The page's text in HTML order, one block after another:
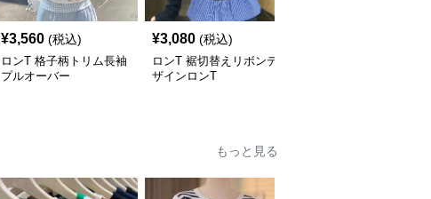
¥3,560 (税込)
ロンT 格子柄トリム長袖
プルオーバー
¥3,080 (税込)
ロンT 裾切替えリボンデ
ザインロンT
もっと見る